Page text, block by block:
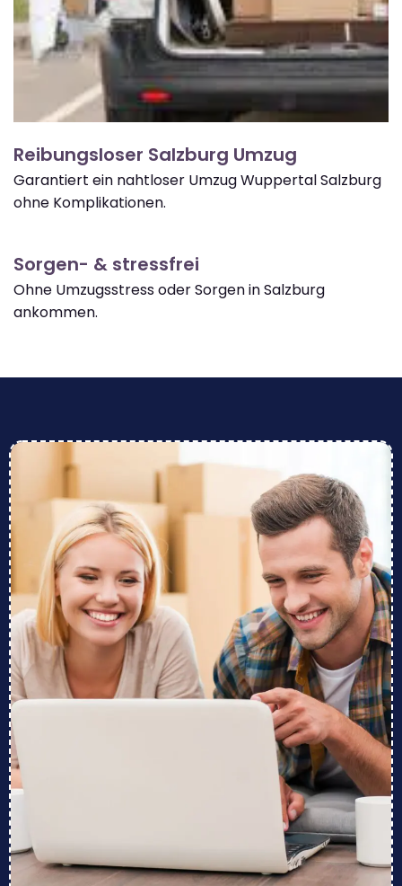
Reibungsloser Salzburg Umzug
Garantiert ein nahtloser Umzug Wuppertal Salzburg
ohne Komplikationen.
Sorgen- & stressfrei
Ohne Umzugsstress oder Sorgen in Salzburg
ankommen.